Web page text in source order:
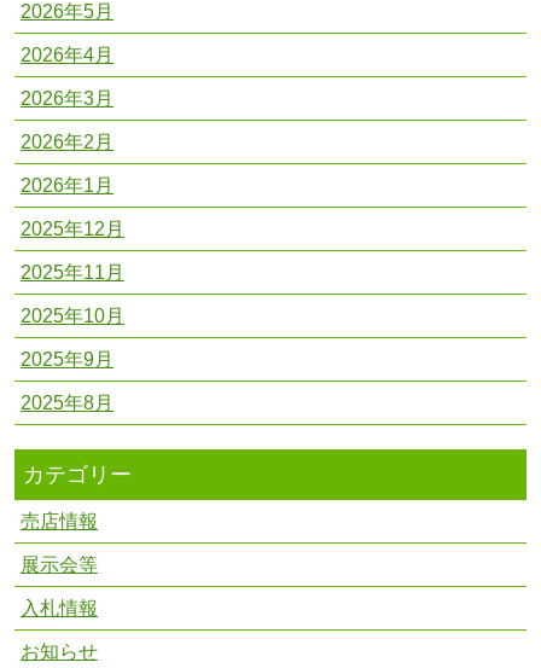
2026年5月
2026年4月
2026年3月
2026年2月
2026年1月
2025年12月
2025年11月
2025年10月
2025年9月
2025年8月
カテゴリー
売店情報
展示会等
入札情報
お知らせ